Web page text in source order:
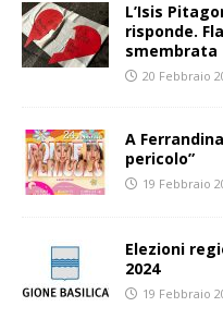
L’Isis
risponde.
smembrata
20 Febbraio
A
pericolo”
19 Febbraio
Elezioni
2024
19 Febbraio